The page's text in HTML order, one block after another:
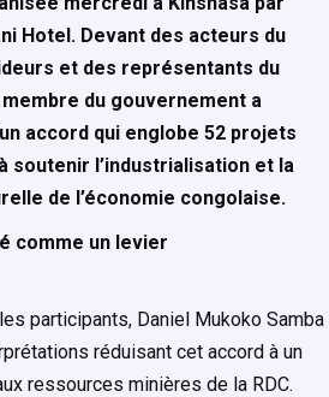
Hotel. Devant des acteurs du
et des représentants du
du gouvernement a
accord qui englobe 52 projets
soutenir l’industrialisation et la
de l’économie congolaise.
comme un levier
participants, Daniel Mukoko Samba
réduisant cet accord à un
ressources minières de la RDC.